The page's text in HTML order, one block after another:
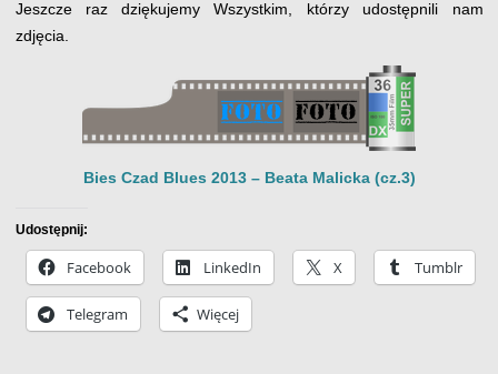
Jeszcze raz dziękujemy Wszystkim, którzy udostępnili nam
zdjęcia.
Bies Czad Blues 2013 – Beata Malicka (cz.3)
Udostępnij:
Facebook LinkedIn X Tumblr
Telegram Więcej